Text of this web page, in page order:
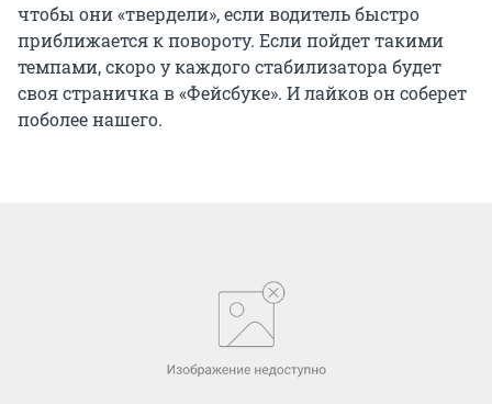
чтобы они «твердели», если водитель быстро
приближается к повороту. Если пойдет такими
темпами, скоро у каждого стабилизатора будет
своя страничка в «Фейсбуке». И лайков он соберет
поболее нашего.